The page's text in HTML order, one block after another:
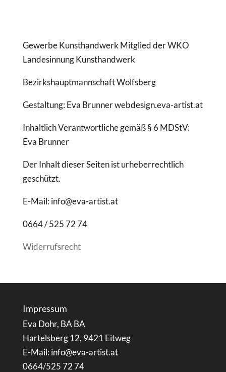
Gewerbe Kunsthandwerk Mitglied der WKO
Landesinnung Kunsthandwerk
Bezirkshauptmannschaft Wolfsberg
Gestaltung: Eva Brunner webdesign.eva-artist.at
Inhaltlich Verantwortliche gemäß § 6 MDStV:
Eva Brunner
Der Inhalt dieser Seiten ist urheberrechtlich
geschützt.
E-Mail: info@eva-artist.at
0664 / 525 72 74
Widerrufsrecht
Impressum
Eva Dohr, BA BA
Hartelsberg 12, 9421 Eitweg
E-Mail: info@eva-artist.at
0664/525 72 74